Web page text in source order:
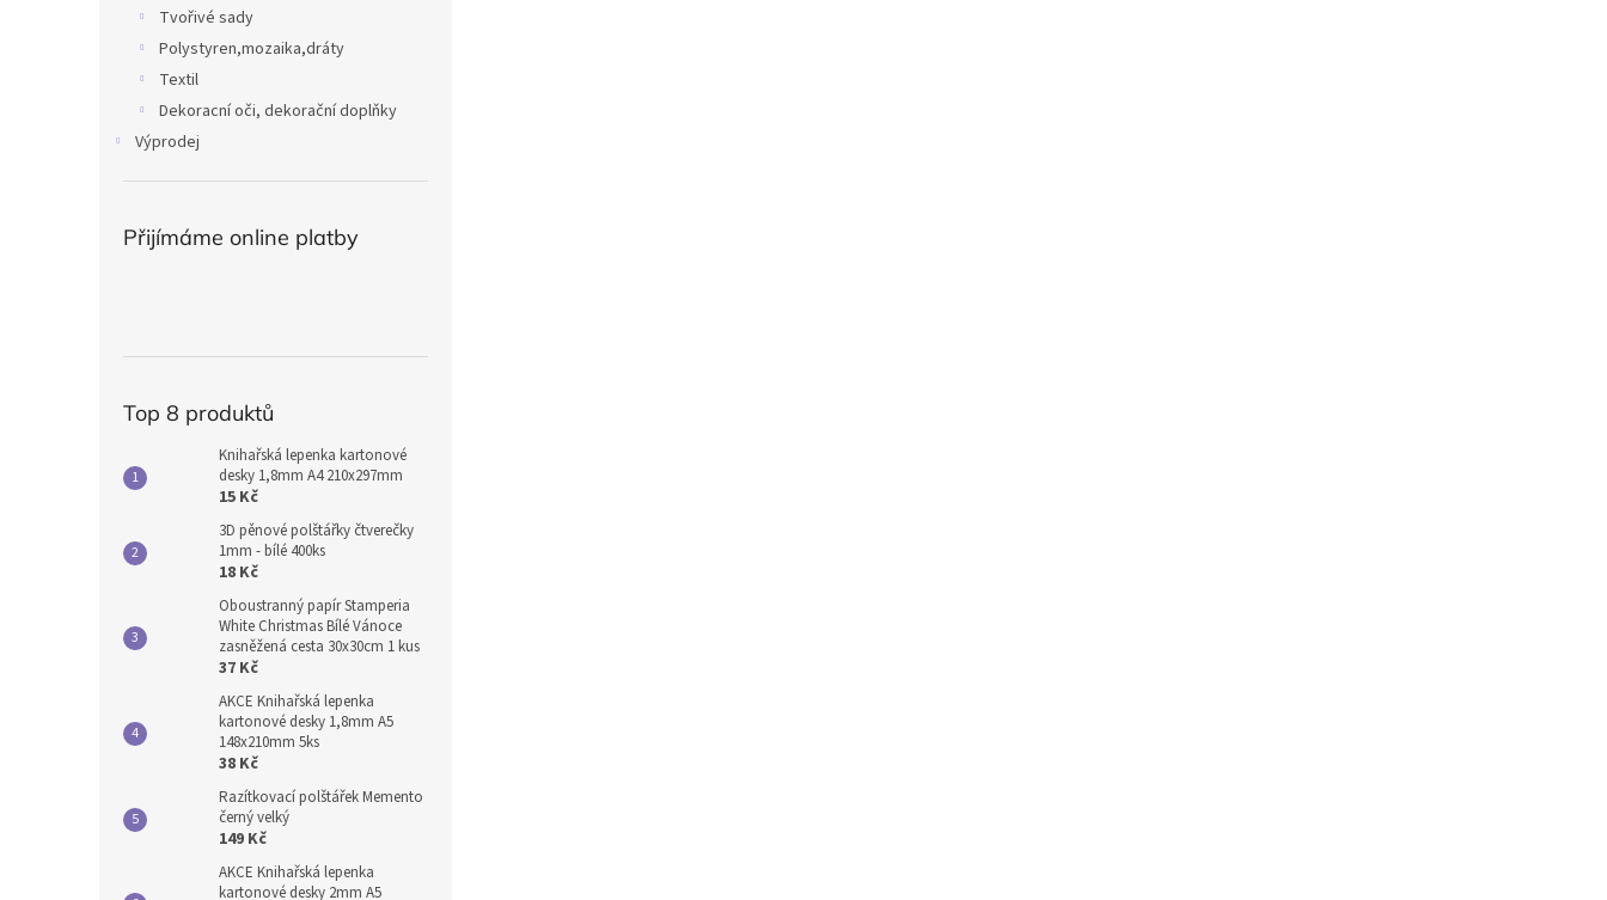
Tvořivé sady
Polystyren,mozaika,dráty
Textil
Dekoracní oči, dekorační doplňky
Výprodej
Přijímáme online platby
Top 8 produktů
Knihařská lepenka kartonové
desky 1,8mm A4 210x297mm
15 Kč
3D pěnové polštářky čtverečky
1mm - bílé 400ks
18 Kč
Oboustranný papír Stamperia
White Christmas Bílé Vánoce
zasněžená cesta 30x30cm 1 kus
37 Kč
AKCE Knihařská lepenka
kartonové desky 1,8mm A5
148x210mm 5ks
38 Kč
Razítkovací polštářek Memento
černý velký
149 Kč
AKCE Knihařská lepenka
kartonové desky 2mm A5